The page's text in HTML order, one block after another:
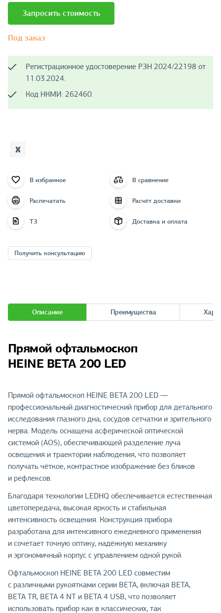
Запросить стоимость
Под заказ
Регистрационное удостоверение РЗН 2024/22198 от
11.03.2024.
Код НКМИ: 262460.
В избранное В сравнение
Распечатать Расчёт доставки
ТЗ Доставка и оплата
Получить консультацию
Описание Преимущества
Прямой офтальмоскоп
HEINE BETA 200 LED
Прямой офтальмоскоп HEINE BETA 200 LED —
профессиональный диагностический прибор для детального
исследования глазного дна, сосудов сетчатки и зрительного
нерва. Модель оснащена асферической оптической
системой (AOS), обеспечивающей разделение луча
освещения и траектории наблюдения, что позволяет
получать чёткое, контрастное изображение без бликов
и рефлексов.
Благодаря технологии LEDHQ обеспечивается естественная
цветопередача, высокая яркость и стабильная
интенсивность освещения. Конструкция прибора
разработана для интенсивного ежедневного применения
и сочетает точную оптику, надёжную механику
и эргономичный корпус с управлением одной рукой.
Офтальмоскоп HEINE BETA 200 LED совместим
с различными рукоятками серии BETA, включая BETA,
BETA TR, BETA 4 NT и BETA 4 USB, что позволяет
использовать прибор как в классических, так